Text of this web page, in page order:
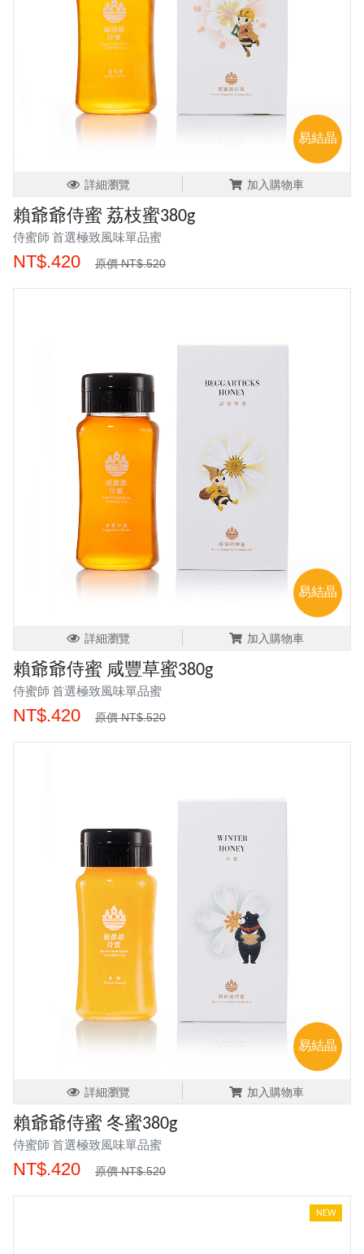
易結晶
詳細瀏覽 加入購物車
賴爺爺侍蜜 荔枝蜜380g
侍蜜師 首選極致風味單品蜜
NT$.420 原價 NT$.520
易結晶
詳細瀏覽 加入購物車
賴爺爺侍蜜 咸豐草蜜380g
侍蜜師 首選極致風味單品蜜
NT$.420 原價 NT$.520
易結晶
詳細瀏覽 加入購物車
賴爺爺侍蜜 冬蜜380g
侍蜜師 首選極致風味單品蜜
NT$.420 原價 NT$.520
NEW